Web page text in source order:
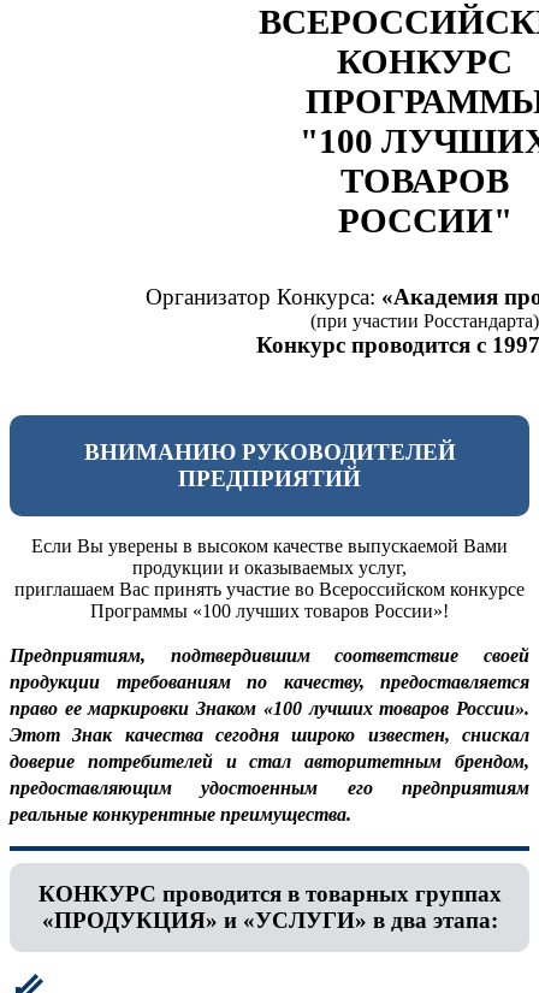
КОНКУРС
"100
ТОВАРОВ
РОССИИ"
Организатор Конкурса: «Академия
(при участии Росстандарта)
Конкурс проводится с
ВНИМАНИЮ РУКОВОДИТЕЛЕЙ
ПРЕДПРИЯТИЙ
Если Вы уверены в высоком качестве выпускаемой Вами
продукции и оказываемых услуг,
приглашаем Вас принять участие во Всероссийском конкурсе
Программы «100 лучших товаров России»!
Предприятиям, подтвердившим соответствие своей
продукции требованиям по качеству, предоставляется
право ее маркировки Знаком «100 лучших товаров России».
Этот Знак качества сегодня широко известен, снискал
доверие потребителей и стал авторитетным брендом,
предоставляющим удостоенным его предприятиям
реальные конкурентные преимущества.
КОНКУРС проводится в товарных группах
«ПРОДУКЦИЯ» и «УСЛУГИ» в два этапа: